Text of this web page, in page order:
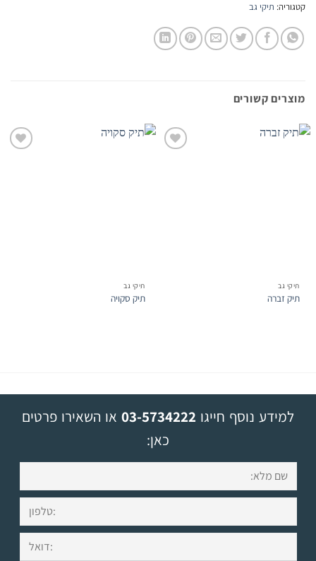
קטגוריה: תיקי גב
מוצרים קשורים
תיקי גב
תיק זברה
תיקי גב
תיק סקויה
למידע נוסף חייגו 03-5734222 או השאירו פרטים
כאן: